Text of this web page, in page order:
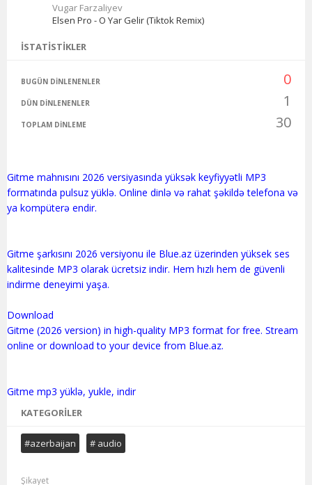
Vugar Farzaliyev
Elsen Pro - O Yar Gelir (Tiktok Remix)
İSTATISTIKLER
BUGÜN DINLENENLER 0
DÜN DINLENENLER 1
TOPLAM DINLEME 30
Gitme mahnısını 2026 versiyasında yüksək keyfiyyətli MP3
formatında pulsuz yüklə. Online dinlə və rahat şəkildə telefona və
ya kompüterə endir.
Gitme şarkısını 2026 versiyonu ile Blue.az üzerinden yüksek ses
kalitesinde MP3 olarak ücretsiz indir. Hem hızlı hem de güvenli
indirme deneyimi yaşa.
Download
Gitme (2026 version) in high-quality MP3 format for free. Stream
online or download to your device from Blue.az.
KATEGORILER
#azerbaijan # audio
Şikayet